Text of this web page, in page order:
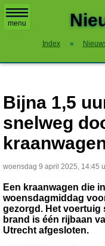
menu
Index »
Bijna 1,5
snelweg
woensdag 9 april 2025, 14:45
Een kraanwagen die
woensdagmiddag
gezorgd. Het voertuig
brand is één rijbaan
Utrecht afgesloten.